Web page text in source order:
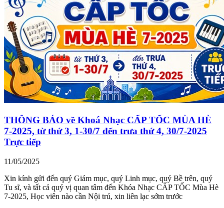
THÔNG BÁO về Khoá Nhạc CẤP TỐC MÙA HÈ
7-2025, từ thứ 3, 1-30/7 đến trưa thứ 4, 30/7-2025
Trực tiếp
11/05/2025
Xin kính gửi đến quý Giám mục, quý Linh mục, quý Bề trên, quý
Tu sĩ, và tất cả quý vị quan tâm đến Khóa Nhạc CẤP TỐC Mùa Hè
7-2025, Học viên nào cần Nội trú, xin liên lạc sớm trước